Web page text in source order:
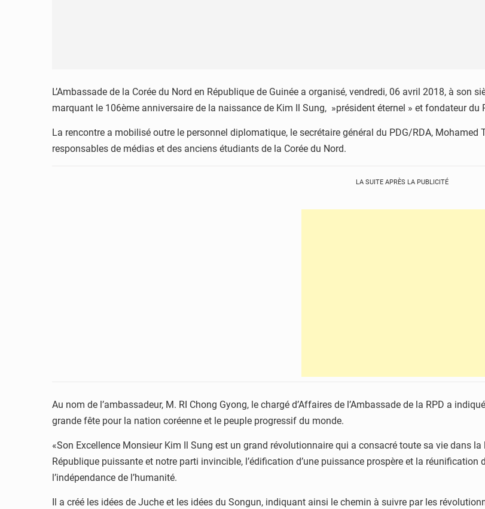
L’Ambassade de la Corée du Nord en République de Guinée a organisé, vendredi, 06 avril 2018, à son
marquant le 106ème anniversaire de la naissance de Kim Il Sung, »président éternel » et fondateur du
La rencontre a mobilisé outre le personnel diplomatique, le secrétaire général du PDG/RDA, Mohamed
responsables de médias et des anciens étudiants de la Corée du Nord.
LA SUITE APRÈS LA PUBLICITÉ
Au nom de l’ambassadeur, M. RI Chong Gyong, le chargé d’Affaires de l’Ambassade de la RPD a
grande fête pour la nation coréenne et le peuple progressif du monde.
«Son Excellence Monsieur Kim Il Sung est un grand révolutionnaire qui a consacré toute sa vie dans
République puissante et notre parti invincible, l’édification d’une puissance prospère et la
l’indépendance de l’humanité.
Il a créé les idées de Juche et les idées du Songun, indiquant ainsi le chemin à suivre par les